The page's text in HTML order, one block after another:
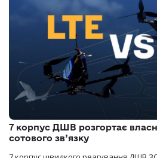
7 корпус ДШВ розгортає
сотового зв’язку